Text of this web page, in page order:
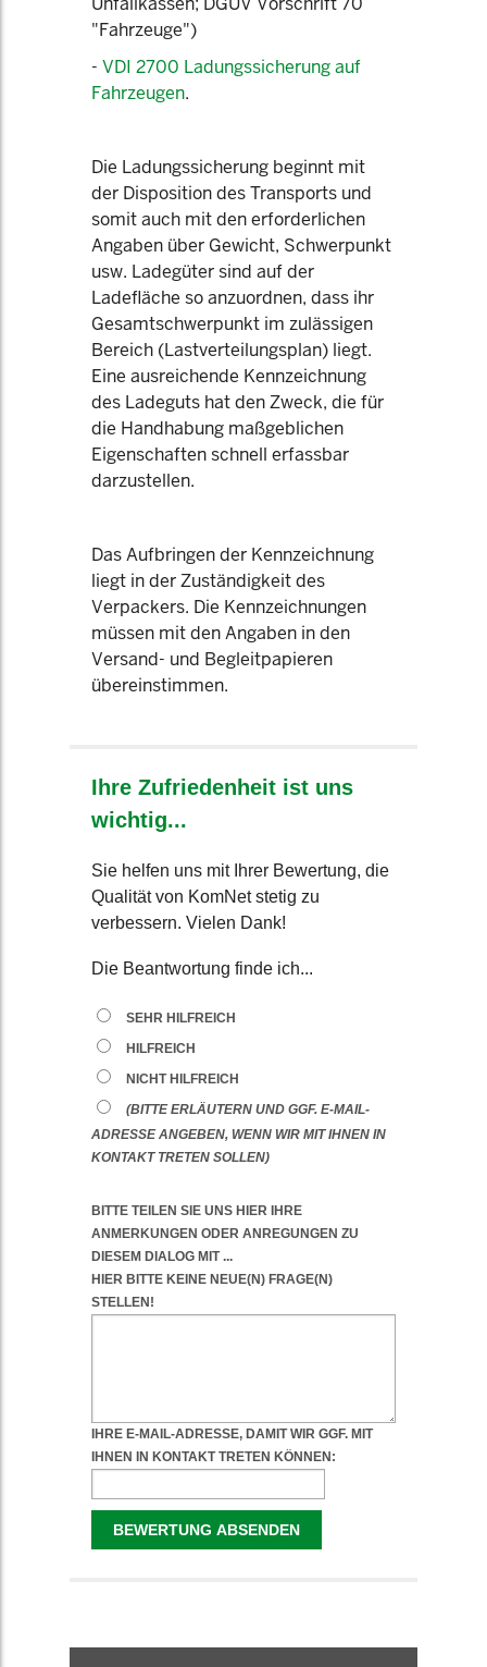
"Fahrzeuge")
- VDI 2700 Ladungssicherung auf
Fahrzeugen.
Die Ladungssicherung beginnt mit
der Disposition des Transports und
somit auch mit den erforderlichen
Angaben über Gewicht, Schwerpunkt
usw. Ladegüter sind auf der
Ladefläche so anzuordnen, dass ihr
Gesamtschwerpunkt im zulässigen
Bereich (Lastverteilungsplan) liegt.
Eine ausreichende Kennzeichnung
des Ladeguts hat den Zweck, die für
die Handhabung maßgeblichen
Eigenschaften schnell erfassbar
darzustellen.
Das Aufbringen der Kennzeichnung
liegt in der Zuständigkeit des
Verpackers. Die Kennzeichnungen
müssen mit den Angaben in den
Versand- und Begleitpapieren
übereinstimmen.